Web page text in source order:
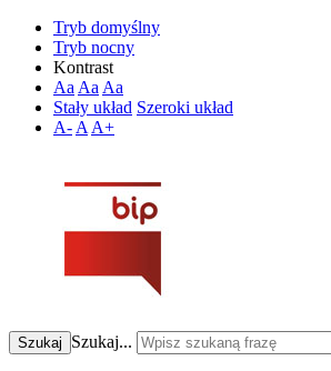
Tryb domyślny
Tryb nocny
Kontrast
Aa Aa Aa
Stały układ Szeroki układ
A- A A+
Szukaj Szukaj...